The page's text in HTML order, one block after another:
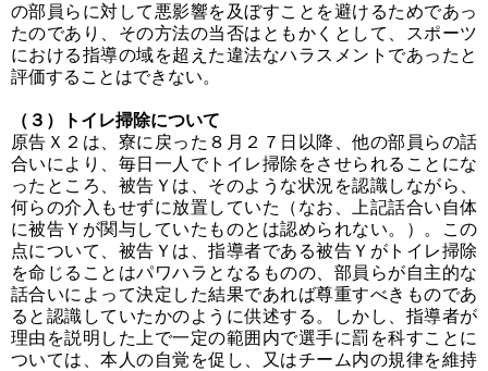
の部員らに対して悪影響を及ぼすことを避けるためであっ
たのであり、その方法の当否はともかくとして、スポーツ
における指導の域を超えた違法なハラスメントであったと
評価することはできない。
（３）トイレ掃除について
原告Ｘ２は、寮に戻った８月２７日以降、他の部員らの話
合いにより、毎日一人でトイレ掃除をさせられることにな
ったところ、被告Ｙは、そのような状況を認識しながら、
何らの介入もせずに放置していた（なお、上記話合い自体
に被告Ｙが関与していたものとは認められない。）。この
点について、被告Ｙは、指導者である被告Ｙがトイレ掃除
を命じることはパワハラとなるものの、部員らが自主的な
話合いによって決定した結果であれば尊重すべきものであ
ると認識していたかのように供述する。しかし、指導者が
理由を説明した上で一定の範囲内で選手に罰を科すことに
ついては、本人の自覚を促し、又はチーム内の規律を維持